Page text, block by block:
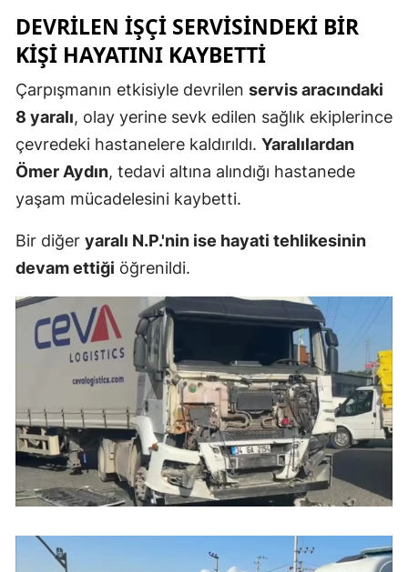
Giresun
Hakkari
Hatay
İzmir
Kars
Kastamonu
Kayseri
Kırklareli
Kırşehir
Konya
DEVRILEN IŞÇI SERVISINDEKI BIR
KIŞI HAYATINI KAYBETTI
Çarpışmanın etkisiyle devrilen servis aracındaki
8 yaralı, olay yerine sevk edilen sağlık ekiplerince
çevredeki hastanelere kaldırıldı. Yaralılardan
Ömer Aydın, tedavi altına alındığı hastanede
yaşam mücadelesini kaybetti.
Bir diğer yaralı N.P.'nin ise hayati tehlikesinin
devam ettiği öğrenildi.